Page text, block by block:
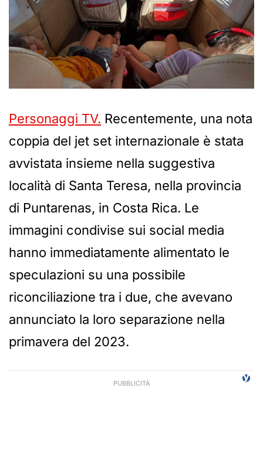
Personaggi TV. Recentemente, una nota
coppia del jet set internazionale è stata
avvistata insieme nella suggestiva
località di Santa Teresa, nella provincia
di Puntarenas, in Costa Rica. Le
immagini condivise sui social media
hanno immediatamente alimentato le
speculazioni su una possibile
riconciliazione tra i due, che avevano
annunciato la loro separazione nella
primavera del 2023.